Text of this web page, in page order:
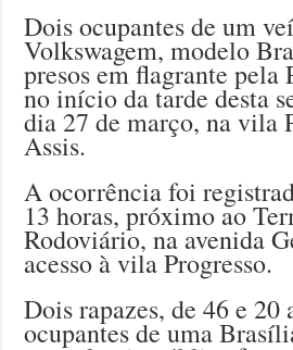
Dois ocupantes de um
Volkswagem, modelo
presos em flagrante
no início da tarde desta
dia 27 de março, na vila
Assis.
A ocorrência foi
13 horas, próximo ao
Rodoviário, na avenida
acesso à vila Progresso.
Dois rapazes, de 46 e 20
ocupantes de uma